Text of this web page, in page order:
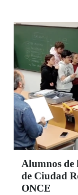
Alumnos de
de Ciudad
ONCE